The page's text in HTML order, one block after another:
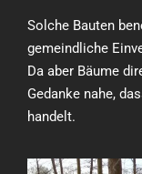
Solche Bauten
gemeindliche
Da aber Bäume
Gedanke nahe,
handelt.